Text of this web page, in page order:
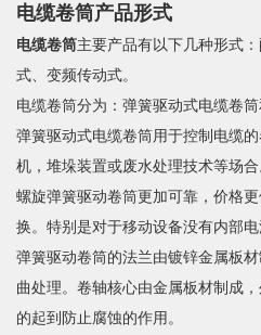
电缆卷筒产品形式
电缆卷筒主要产品有以下几种形式
式、变频传动式。
电缆卷筒分为：弹簧驱动式电缆卷筒
弹簧驱动式电缆卷筒用于控制电缆
机，堆垛装置或废水处理技术等场合
螺旋弹簧驱动卷筒更加可靠，价格
换。特别是对于移动设备没有内部电
弹簧驱动卷筒的法兰由镀锌金属板
曲处理。卷轴核心由金属板材制成
的起到防止腐蚀的作用。